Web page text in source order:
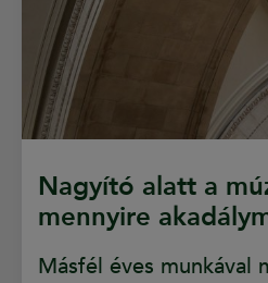
Nagyító alatt a
mennyire
Másfél éves munkával